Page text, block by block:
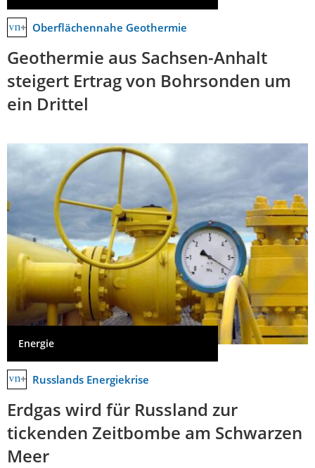
Oberflächennahe Geothermie
Geothermie aus Sachsen-Anhalt
steigert Ertrag von Bohrsonden um
ein Drittel
Energie
Russlands Energiekrise
Erdgas wird für Russland zur
tickenden Zeitbombe am Schwarzen
Meer